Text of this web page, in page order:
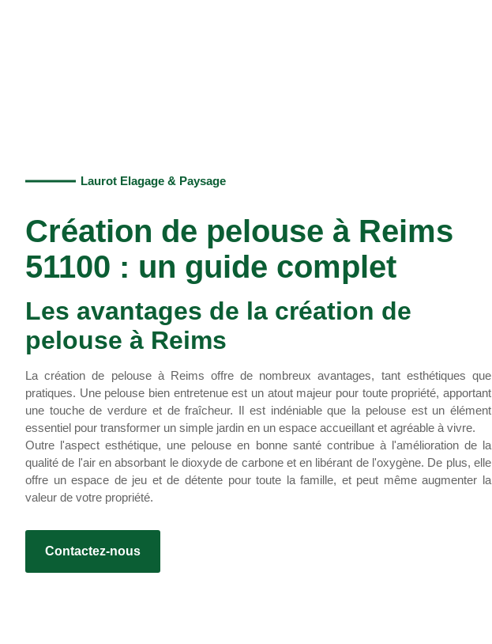
Laurot Elagage & Paysage
Création de pelouse à Reims
51100 : un guide complet
Les avantages de la création de
pelouse à Reims
La création de pelouse à Reims offre de nombreux avantages, tant esthétiques que
pratiques. Une pelouse bien entretenue est un atout majeur pour toute propriété, apportant
une touche de verdure et de fraîcheur. Il est indéniable que la pelouse est un élément
essentiel pour transformer un simple jardin en un espace accueillant et agréable à vivre.
Outre l'aspect esthétique, une pelouse en bonne santé contribue à l'amélioration de la
qualité de l'air en absorbant le dioxyde de carbone et en libérant de l'oxygène. De plus, elle
offre un espace de jeu et de détente pour toute la famille, et peut même augmenter la
valeur de votre propriété.
Contactez-nous